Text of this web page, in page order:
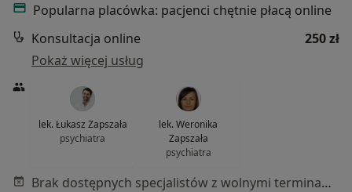
Popularna placówka: pacjenci chętnie płacą online
Konsultacja online
250 zł
Pokaż więcej usług
lek. Łukasz Zapszała
psychiatra
lek. Weronika
Zapszała
psychiatra
Brak dostępnych specjalistów z wolnymi terminami w tym centrum medycznym.